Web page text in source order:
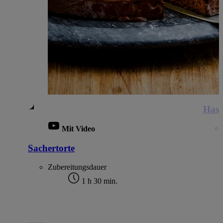
Mit Video
Sachertorte
Zubereitungsdauer
1 h 30 min.